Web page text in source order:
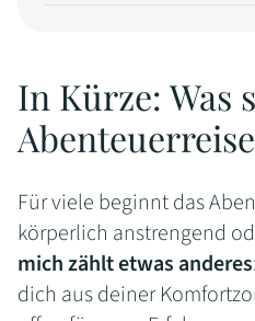
In Kürze: Was
Für viele beginnt das
körperlich anstrengend
mich zählt etwas anderes
dich aus deiner